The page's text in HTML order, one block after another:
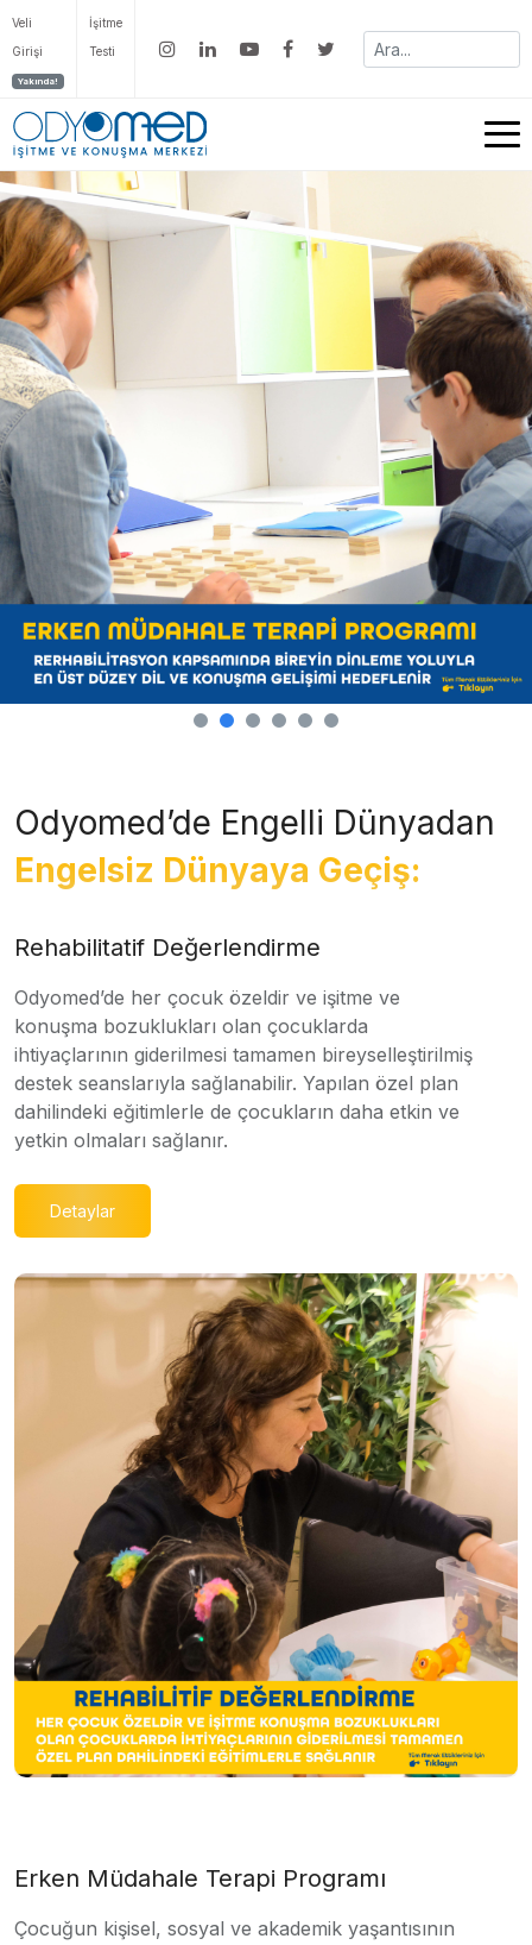
Veli
Girişi
Yakında!
İşitme
Testi
Odyomed’de Engelli Dünyadan
Engelsiz Dünyaya Geçiş:
Rehabilitatif Değerlendirme
Odyomed’de her çocuk özeldir ve işitme ve
konuşma bozuklukları olan çocuklarda
ihtiyaçlarının giderilmesi tamamen bireyselleştirilmiş
destek seanslarıyla sağlanabilir. Yapılan özel plan
dahilindeki eğitimlerle de çocukların daha etkin ve
yetkin olmaları sağlanır.
Detaylar
Erken Müdahale Terapi Programı
Çocuğun kişisel, sosyal ve akademik yaşantısının